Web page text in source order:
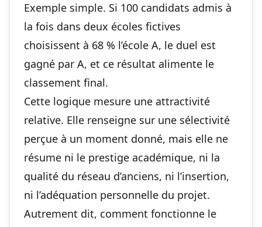
Exemple simple. Si 100 candidats admis à
la fois dans deux écoles fictives
choisissent à 68 % l’école A, le duel est
gagné par A, et ce résultat alimente le
classement final.
Cette logique mesure une attractivité
relative. Elle renseigne sur une sélectivité
perçue à un moment donné, mais elle ne
résume ni le prestige académique, ni la
qualité du réseau d’anciens, ni l’insertion,
ni l’adéquation personnelle du projet.
Autrement dit, comment fonctionne le